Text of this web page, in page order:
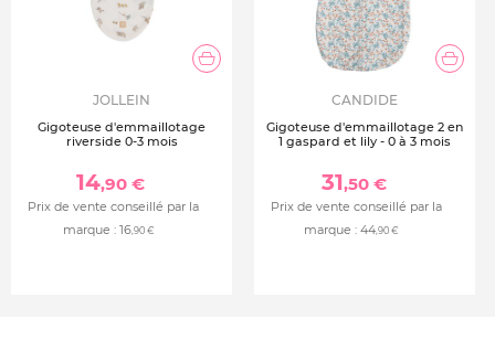
JOLLEIN
Gigoteuse d'emmaillotage
riverside 0-3 mois
14,90 €
Prix de vente conseillé par la
marque : 16,90 €
CANDIDE
Gigoteuse d'emmaillotage 2 en
1 gaspard et lily - 0 à 3 mois
31,50 €
Prix de vente conseillé par la
marque : 44,90 €